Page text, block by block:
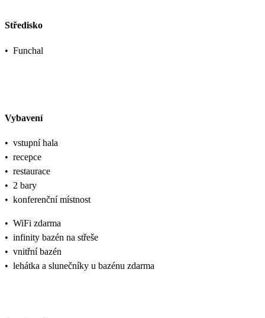
Středisko
• Funchal
Vybavení
• vstupní hala
• recepce
• restaurace
• 2 bary
• konferenční místnost
• WiFi zdarma
• infinity bazén na střeše
• vnitřní bazén
• lehátka a slunečníky u bazénu zdarma